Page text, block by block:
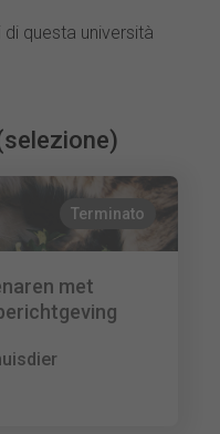
questa università
Terminato
met